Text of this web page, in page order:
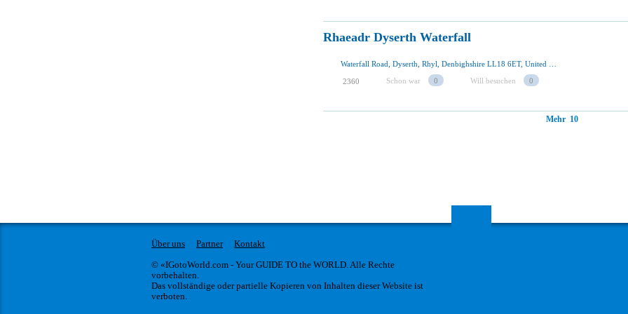
Rhaeadr Dyserth Waterfall
2360 Schon war 0 Will besuchen 0
Mehr 10
Über uns Partner
Kontakt
© «IGotoWorld.com - Your GUIDE TO the WORLD. Alle Rechte
vorbehalten.
Das vollständige oder partielle Kopieren von Inhalten dieser Website ist
verboten.